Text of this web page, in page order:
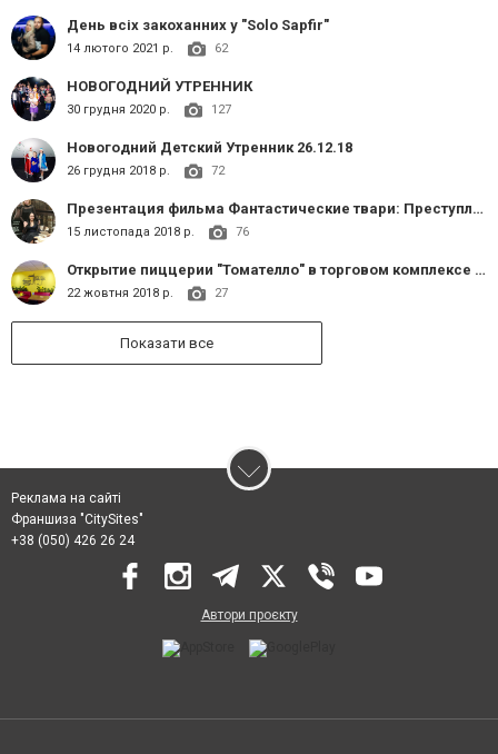
День всіх закоханних у "Solo Sapfir"
14 лютого 2021 р. 62
НОВОГОДНИЙ УТРЕННИК
30 грудня 2020 р. 127
Новогодний Детский Утренник 26.12.18
26 грудня 2018 р. 72
Презентация фильма Фантастические твари: Преступления Грин-де-Вал
15 листопада 2018 р. 76
Открытие пиццерии "Томателло" в торговом комплексе "Сапфир"
22 жовтня 2018 р. 27
Показати все
Реклама на сайті
Франшиза "CitySites"
+38 (050) 426 26 24
Автори проєкту